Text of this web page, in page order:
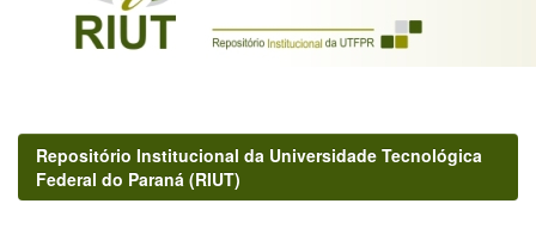
Repositório Institucional da Universidade Tecnológica
Federal do Paraná (RIUT)